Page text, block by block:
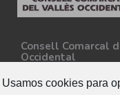
Usamos cookies para
Consell Comarcal
Occidental
08227 - Terrassa
Tel. 93 727 35 34